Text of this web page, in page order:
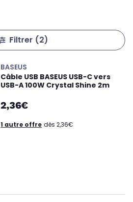
Filtrer (2)
BASEUS
Câble USB BASEUS USB-C vers
USB-A 100W Crystal Shine 2m
2,36€
1 autre offre dès 2,36€